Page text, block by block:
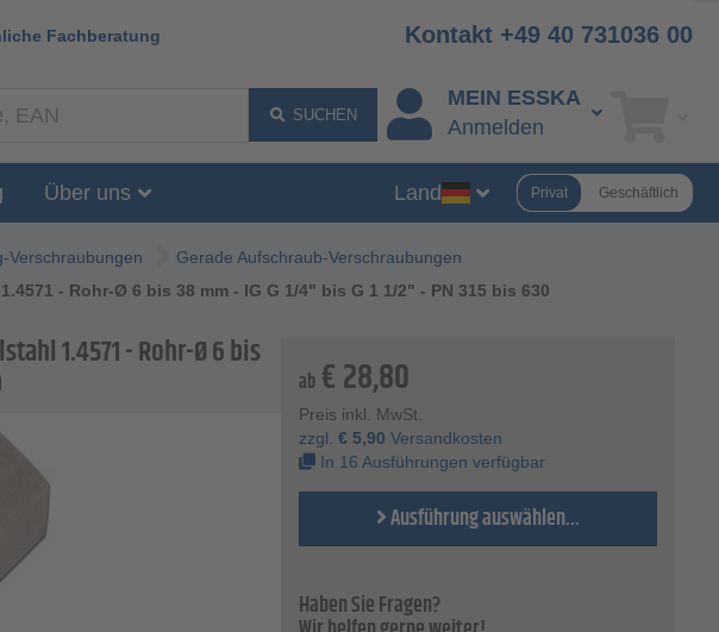
Fachberatung Kontakt +49 40 731036 00
SUCHEN
MEIN ESSKA
Anmelden
Über uns Land Privat Geschäftlich
Verschraubungen
Gerade Aufschraub-Verschraubungen
- Rohr-Ø 6 bis 38 mm - IG G 1/4" bis G 1 1/2" - PN 315 bis 630
1.4571 - Rohr-Ø 6 bis
ab €28,80
Preis inkl. MwSt.
zzgl.€ 5,90 Versandkosten
In 16 Ausführungen verfügbar
Ausführung auswählen...
Haben Sie Fragen?